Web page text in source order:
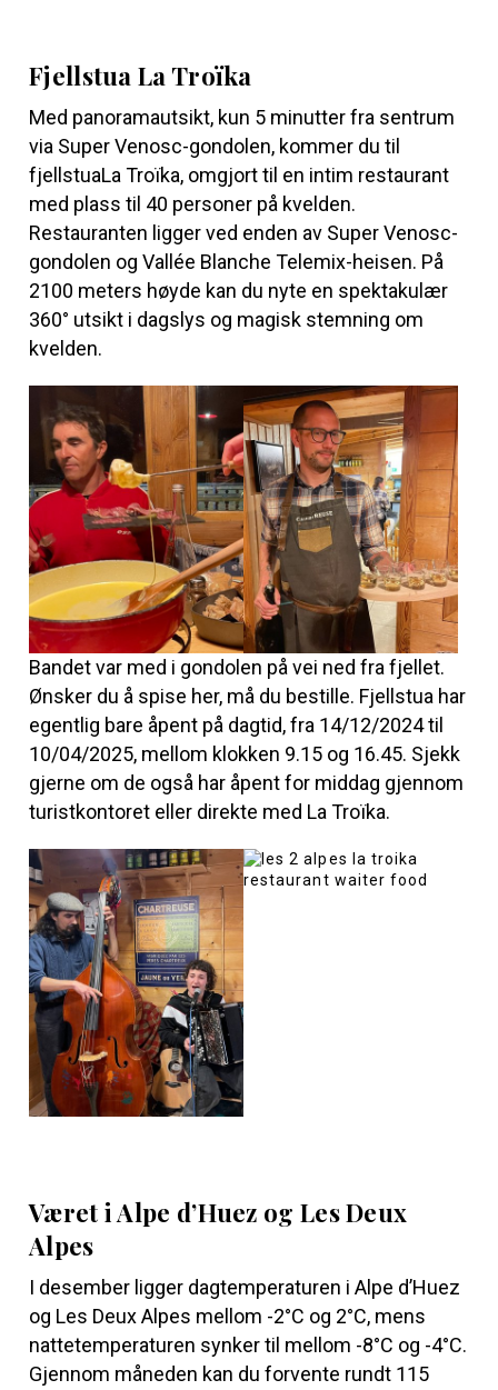
Fjellstua La Troïka
Med panoramautsikt, kun 5 minutter fra sentrum
via Super Venosc-gondolen, kommer du til
fjellstuaLa Troïka, omgjort til en intim restaurant
med plass til 40 personer på kvelden.
Restauranten ligger ved enden av Super Venosc-
gondolen og Vallée Blanche Telemix-heisen. På
2100 meters høyde kan du nyte en spektakulær
360° utsikt i dagslys og magisk stemning om
kvelden.
Bandet var med i gondolen på vei ned fra fjellet.
Ønsker du å spise her, må du bestille. Fjellstua har
egentlig bare åpent på dagtid, fra 14/12/2024 til
10/04/2025, mellom klokken 9.15 og 16.45. Sjekk
gjerne om de også har åpent for middag gjennom
turistkontoret eller direkte med La Troïka.
Været i Alpe d’Huez og Les Deux
Alpes
I desember ligger dagtemperaturen i Alpe d’Huez
og Les Deux Alpes mellom -2°C og 2°C, mens
nattetemperaturen synker til mellom -8°C og -4°C.
Gjennom måneden kan du forvente rundt 115